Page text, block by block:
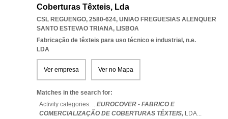
Coberturas Têxteis, Lda
CSL REGUENGO, 2580-624, UNIAO FREGUESIAS ALENQUER
SANTO ESTEVAO TRIANA, LISBOA
Fabricação de têxteis para uso técnico e industrial, n.e.
LDA
Ver empresa Ver no Mapa
Matches in the search for:
Activity categories: ...EUROCOVER - FABRICO E
COMERCIALIZAÇÃO DE COBERTURAS TÊXTEIS, LDA...